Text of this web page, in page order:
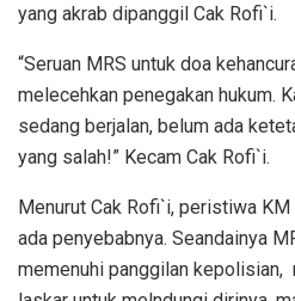
yang akrab dipanggil Cak Rofi`i.
“Seruan MRS untuk doa
melecehkan penegakan hukum.
sedang berjalan, belum ada
yang salah!” Kecam Cak Rofi`i.
Menurut Cak Rofi`i, peristiwa
ada penyebabnya. Seandainya
memenuhi panggilan kepolisian,